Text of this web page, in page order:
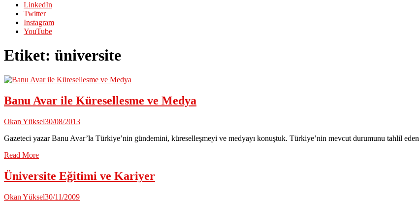
LinkedIn
Twitter
Instagram
YouTube
Etiket: üniversite
Banu Avar ile Küresellesme ve Medya
Okan Yüksel30/08/2013
Gazeteci yazar Banu Avar’la Türkiye’nin gündemini, küreselleşmeyi ve medyayı konuştuk. Türkiye’nin mevcut durumunu tahlil eden
Read More
Üniversite Eğitimi ve Kariyer
Okan Yüksel30/11/2009